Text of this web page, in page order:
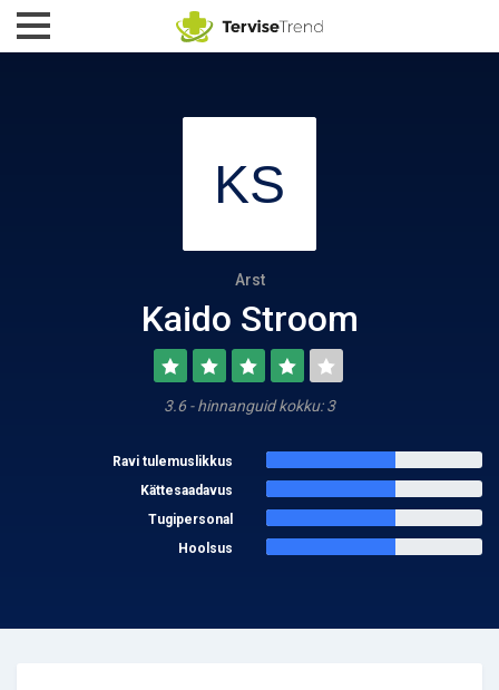
Arst
Kaido Stroom
3.6 - hinnanguid kokku: 3
Ravi tulemuslikkus
Kättesaadavus
Tugipersonal
Hoolsus